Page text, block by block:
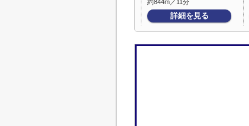
約844m／11分
詳細を見る